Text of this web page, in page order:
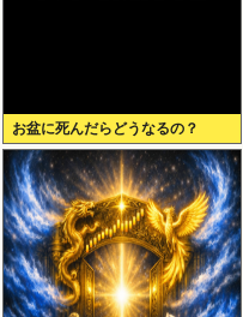
お盆に死んだらどうなるの？